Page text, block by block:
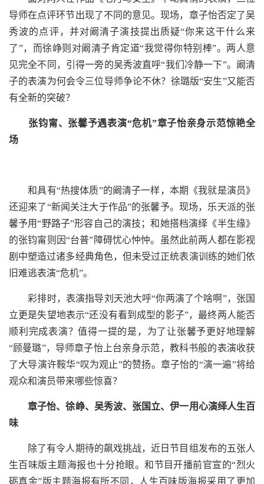
导师在点评环节出现了不同的意见。现场，章子怡否定了吴
秀波的点评，并对阚清子演技提出质疑“你来这干什么来
了”，而徐峥则对阚清子肯定道“我觉得你特别棒”。两人意
见完全不同，引得一旁的吴秀波直呼“我们冷静一下”。阚清
子的表演为何会令三位导师争论不休？徐璐版“安生”又能否
有全新的突破？
张钧甯、张馨予遇表演“危机”章子怡亲身示范惊艳全
场
和具有“热搜体质”的阚清子一样，本期《我就是演员》
还迎来了“新闻关注大于作品”的张馨予。现场，乐天派的张
馨予用“野路子”形容自己的演技；和她搭档演绎《半生缘》
的张钧甯则因“台普”障碍忧心忡忡。虽然此前两人都在影视
剧中塑造过诸多经典角色，但未受过正统表演训练的她们依
旧难逃表演“危机”。
彩排时，表演指导刘天池大呼“你两演了个啥啊”，张国
立更是失望地表示“还没有看到成型的影子”，最终两人能否
顺利完成表演？值得一提的是，为了让张馨予更好地理解
“顾曼璐”，导师章子怡上台亲身示范，教科书般的表演收获
了大导演许鞍华“叹为观止”的赞扬。章子怡的“演一遍”将给
观众和演员带来哪些惊喜？
章子怡、徐峥、吴秀波、张国立、伊一用心演绎人生百
味
除了有令人期待的飙戏挑战，近日节目组发布的五张人
生百味版主题海报也十分抢眼。和节目开播前官宣的“烈火
砺真金”版主题海报有所不同，人生百味版海报采用了更加